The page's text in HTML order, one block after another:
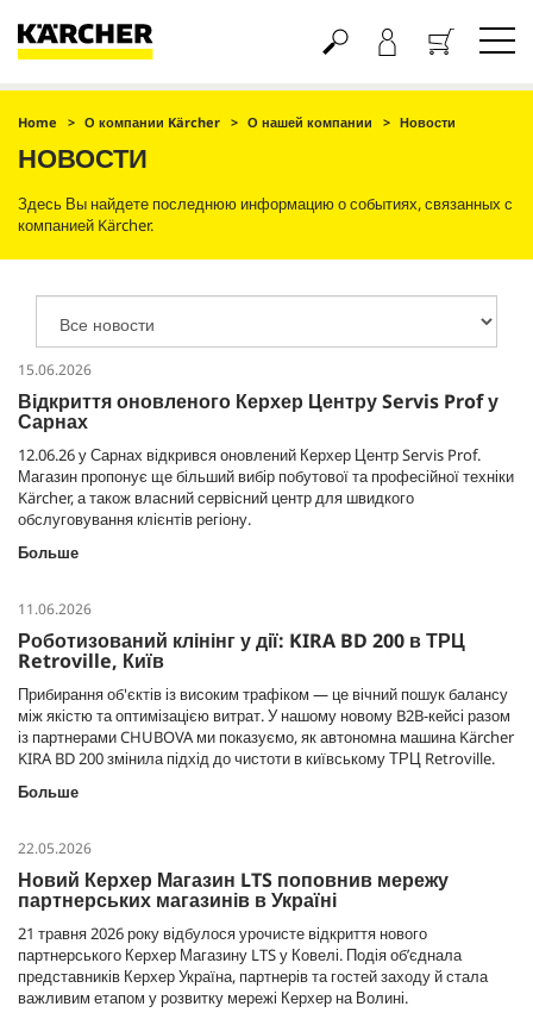
Корзина
Home О компании Kärcher О нашей компании Новости
НОВОСТИ
Здесь Вы найдете последнюю информацию о событиях, связанных с
компанией Kärcher.
15.06.2026
Відкриття оновленого Керхер Центру Servis Prof у
Сарнах
12.06.26 у Сарнах відкрився оновлений Керхер Центр Servis Prof.
Магазин пропонує ще більший вибір побутової та професійної техніки
Kärcher, а також власний сервісний центр для швидкого
обслуговування клієнтів регіону.
Больше
11.06.2026
Роботизований клінінг у дії: KIRA BD 200 в ТРЦ
Retroville, Київ
Прибирання об'єктів із високим трафіком — це вічний пошук балансу
між якістю та оптимізацією витрат. У нашому новому B2B-кейсі разом
із партнерами CHUBOVA ми показуємо, як автономна машина Kärcher
KIRA BD 200 змінила підхід до чистоти в київському ТРЦ Retroville.
Больше
22.05.2026
Новий Керхер Магазин LTS поповнив мережу
партнерських магазинів в Україні
21 травня 2026 року відбулося урочисте відкриття нового
партнерського Керхер Магазину LTS у Ковелі. Подія об’єднала
представників Керхер Україна, партнерів та гостей заходу й стала
важливим етапом у розвитку мережі Керхер на Волині.